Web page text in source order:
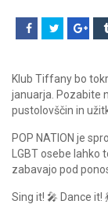
Klub Tiffany bo
januarja. Pozabite
pustolovščin in
POP NATION je
LGBT osebe
zabavajo pod
Sing it! 🎤 Dance it!